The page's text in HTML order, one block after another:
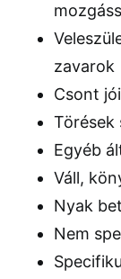
zavarok
Csont
Törések
Egyéb
Váll,
Nyak
Nem